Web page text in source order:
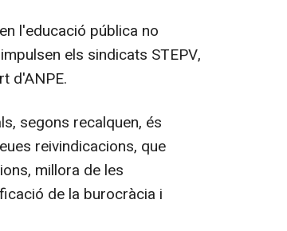
l'educació pública no
els sindicats STEPV,
d'ANPE.
segons recalquen, és
reivindicacions, que
millora de les
de la burocràcia i